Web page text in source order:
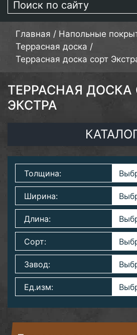
Главная / Напольные
Террасная доска /
Террасная доска сорт
ТЕРРАСНАЯ ДОСКА
ЭКСТРА
Толщина:
Ширина:
Длина:
Сорт:
Завод:
Ед.изм: